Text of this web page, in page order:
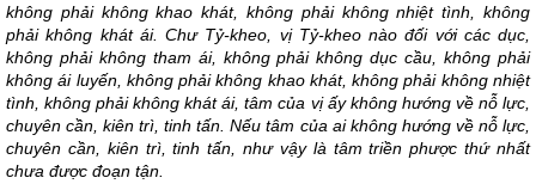
không phải không khao khát, không phải không nhiệt tình, không
phải không khát ái. Chư Tỷ-kheo, vị Tỷ-kheo nào đối với các dục,
không phải không tham ái, không phải không dục cầu, không phải
không ái luyến, không phải không khao khát, không phải không nhiệt
tình, không phải không khát ái, tâm của vị ấy không hướng về nỗ lực,
chuyên cần, kiên trì, tinh tấn. Nếu tâm của ai không hướng về nỗ lực,
chuyên cần, kiên trì, tinh tấn, như vậy là tâm triền phược thứ nhất
chưa được đoạn tận.